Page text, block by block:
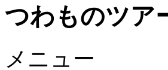
つわものツア
メニュー